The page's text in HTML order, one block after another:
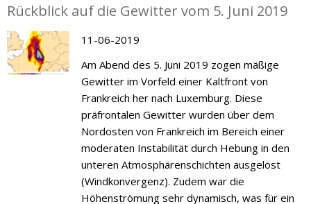
Rückblick auf die Gewitter vom 5. Juni 2019
11-06-2019
Am Abend des 5. Juni 2019 zogen mäßige
Gewitter im Vorfeld einer Kaltfront von
Frankreich her nach Luxemburg. Diese
präfrontalen Gewitter wurden über dem
Nordosten von Frankreich im Bereich einer
moderaten Instabilität durch Hebung in den
unteren Atmosphärenschichten ausgelöst
(Windkonvergenz). Zudem war die
Höhenströmung sehr dynamisch, was für ein